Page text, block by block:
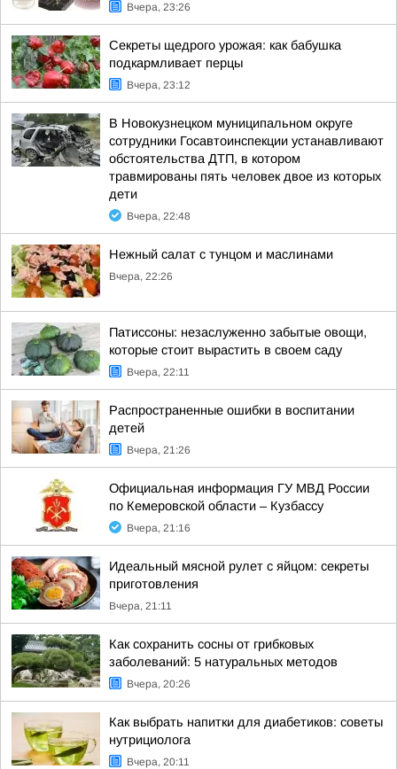
Вчера, 23:26
Секреты щедрого урожая: как бабушка
подкармливает перцы
Вчера, 23:12
В Новокузнецком муниципальном округе
сотрудники Госавтоинспекции устанавливают
обстоятельства ДТП, в котором
травмированы пять человек двое из которых
дети
Вчера, 22:48
Нежный салат с тунцом и маслинами
Вчера, 22:26
Патиссоны: незаслуженно забытые овощи,
которые стоит вырастить в своем саду
Вчера, 22:11
Распространенные ошибки в воспитании
детей
Вчера, 21:26
Официальная информация ГУ МВД России
по Кемеровской области – Кузбассу
Вчера, 21:16
Идеальный мясной рулет с яйцом: секреты
приготовления
Вчера, 21:11
Как сохранить сосны от грибковых
заболеваний: 5 натуральных методов
Вчера, 20:26
Как выбрать напитки для диабетиков: советы
нутрициолога
Вчера, 20:11